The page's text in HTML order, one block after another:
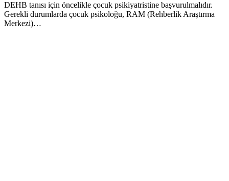
DEHB tanısı için öncelikle çocuk psikiyatristine başvurulmalıdır.
Gerekli durumlarda çocuk psikoloğu, RAM (Rehberlik Araştırma
Merkezi)…